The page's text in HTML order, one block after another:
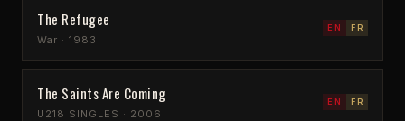
The Refugee
War · 1983
EN FR
The Saints Are Coming
U218 SINGLES · 2006
EN FR